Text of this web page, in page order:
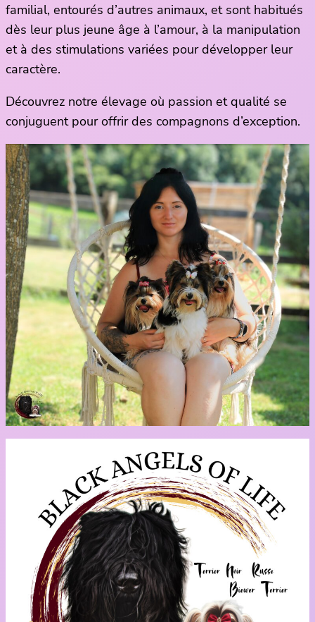
familial, entourés d’autres animaux, et sont habitués
dès leur plus jeune âge à l’amour, à la manipulation
et à des stimulations variées pour développer leur
caractère.
Découvrez notre élevage où passion et qualité se
conjuguent pour offrir des compagnons d’exception.